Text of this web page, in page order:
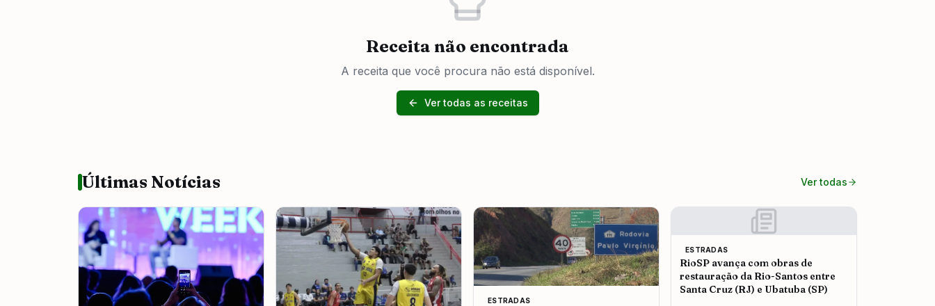
Receita não encontrada
A receita que você procura não está disponível.
Ver todas as receitas
Últimas Notícias Ver todas
ESTRADAS
ESTRADAS
RioSP avança com obras de
restauração da Rio-Santos entre
Santa Cruz (RJ) e Ubatuba (SP)